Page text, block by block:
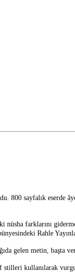
800 sayfalık eserde
nüsha farklarını
Rahle
gelen metin, başta
stilleri kullanılarak